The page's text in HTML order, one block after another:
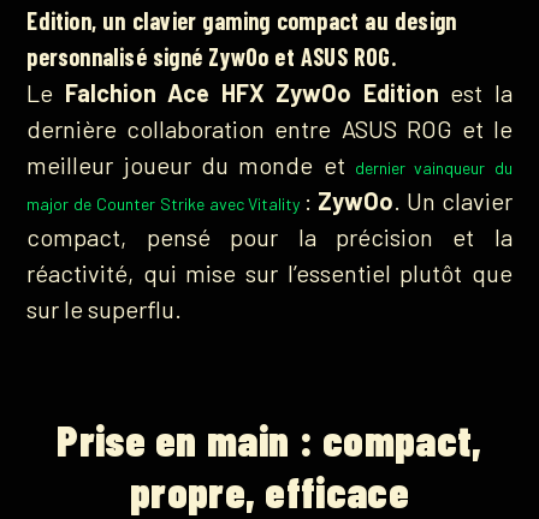
Edition, un clavier gaming compact au design
personnalisé signé ZywOo et ASUS ROG.
Le Falchion Ace HFX ZywOo Edition est la
dernière collaboration entre ASUS ROG et le
meilleur joueur du monde et dernier vainqueur du
major de Counter Strike avec Vitality : ZywOo . Un clavier
compact, pensé pour la précision et la
réactivité, qui mise sur l’essentiel plutôt que
sur le superflu.
Prise en main : compact,
propre, efficace